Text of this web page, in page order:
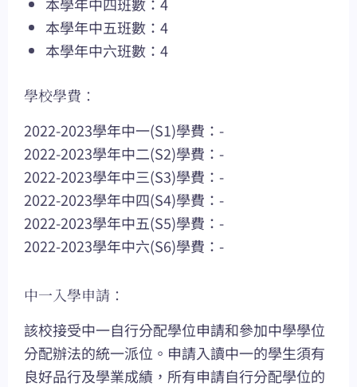
本學年中五班數：4
本學年中六班數：4
學校學費：
2022-2023學年中一(S1)學費：-
2022-2023學年中二(S2)學費：-
2022-2023學年中三(S3)學費：-
2022-2023學年中四(S4)學費：-
2022-2023學年中五(S5)學費：-
2022-2023學年中六(S6)學費：-
中一入學申請：
該校接受中一自行分配學位申請和參加中學學位
分配辦法的統一派位。申請入讀中一的學生須有
良好品行及學業成績，所有申請自行分配學位的